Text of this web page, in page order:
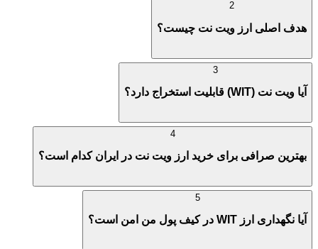
هدف اصلی ارز ویت نت چیست؟
آیا ویت نت (WIT) قابلیت استخراج دارد؟
بهترین صرافی برای خرید ارز ویت نت در ایران کدام است؟
آیا نگهداری ارز WIT در کیف پول من امن است؟